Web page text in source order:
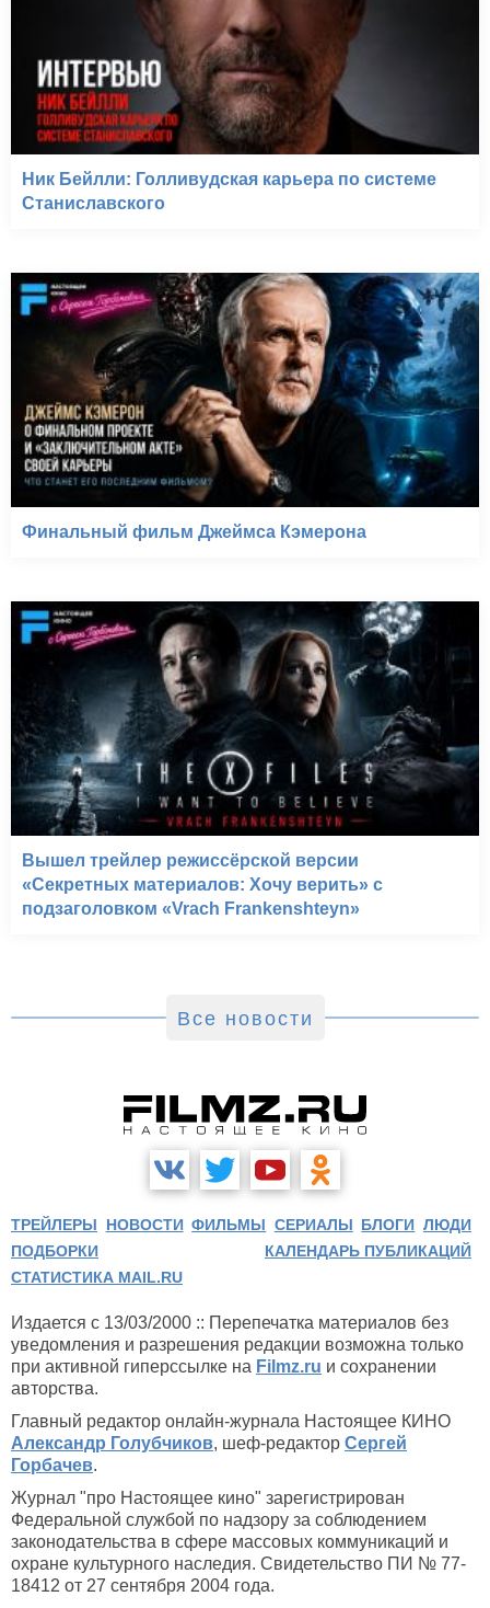
Ник Бейлли: Голливудская карьера по системе
Станиславского
Финальный фильм Джеймса Кэмерона
Вышел трейлер режиссёрской версии
«Секретных материалов: Хочу верить» с
подзаголовком «Vrach Frankenshteyn»
Все новости
ТРЕЙЛЕРЫ НОВОСТИ ФИЛЬМЫ СЕРИАЛЫ БЛОГИ ЛЮДИ
ПОДБОРКИ
КАЛЕНДАРЬ ПУБЛИКАЦИЙ
СТАТИСТИКА MAIL.RU
Издается с 13/03/2000 :: Перепечатка материалов без
уведомления и разрешения редакции возможна только
при активной гиперссылке на Filmz.ru и сохранении
авторства.
Главный редактор онлайн-журнала Настоящее КИНО
Александр Голубчиков, шеф-редактор Сергей
Горбачев.
Журнал "про Настоящее кино" зарегистрирован
Федеральной службой по надзору за соблюдением
законодательства в сфере массовых коммуникаций и
охране культурного наследия. Свидетельство ПИ № 77-
18412 от 27 сентября 2004 года.